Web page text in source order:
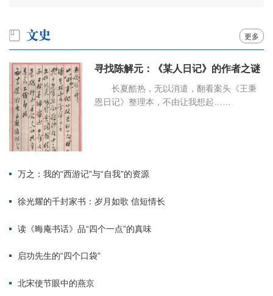
更多
寻找陈解元：《某人日记》的作者之谜
长夏酷热，无以消遣，翻看案头《王秉
恩日记》整理本，不由让我想起……
万之：我的“西游记”与“自我”的资源
徐光耀的千封家书：岁月如歌 信短情长
读《晦庵书话》品“四个一点”的真味
启功先生的“四个口袋”
北宋使节眼中的燕京